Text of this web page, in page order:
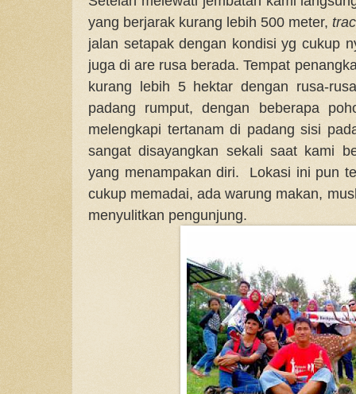
yang berjarak kurang lebih 500 meter,
jalan setapak dengan kondisi yg cukup
juga di are rusa berada. Tempat
kurang lebih 5 hektar dengan rusa-
padang rumput, dengan beberapa
melengkapi tertanam di padang sisi
sangat disayangkan sekali saat kami
yang menampakan diri. Lokasi ini pun
cukup memadai, ada warung makan,
menyulitkan pengunjung.